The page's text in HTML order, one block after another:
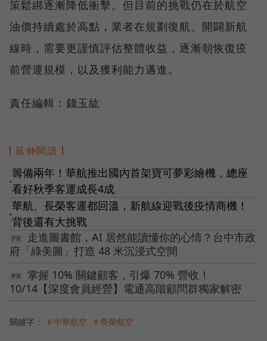
策鬆綁逐漸降低衝擊。但目前的挑戰仍在於航空
油價持續處於高點，業者在規劃復航、開闢新航
線時，需要更謹慎評估整體收益，逐漸朝恢復疫
前營運規模，以及獲利能力邁進。
責任編輯：錢玉紘
延伸閱讀
●
籌備兩年！華航推出國內首架寶可夢彩繪機，總座
看好秋季客運成長4成
●
華航、長榮客運都回溫，新航線迎戰後疫情商機！
背後還有大挑戰
走進圖書館，AI 居然能讀懂你的心情？台中市政
府「綠美圖」打造 48 米沉浸式空間
掌握 10% 關鍵顧客，引爆 70% 營收！
10/14【深度會員經營】電通高階顧問群獨家解密
關鍵字： ＃中華航空 ＃長榮航空